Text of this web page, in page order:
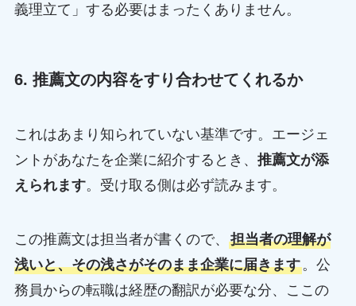
義理立て」する必要はまったくありません。
6. 推薦文の内容をすり合わせてくれるか
これはあまり知られていない基準です。エージェ
ントがあなたを企業に紹介するとき、 推薦文が添
えられます。受け取る側は必ず読みます。
この推薦文は担当者が書くので、 担当者の理解が
浅いと、その浅さがそのまま企業に届きます。公
務員からの転職は経歴の翻訳が必要な分、ここの